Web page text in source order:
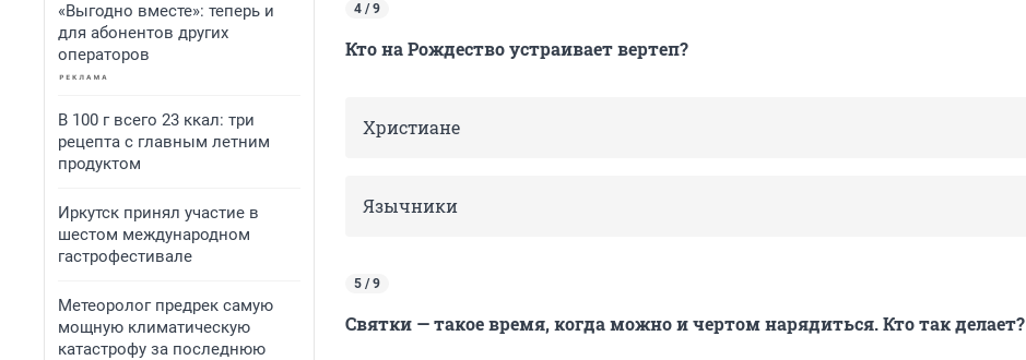
«Выгодно вместе»: теперь и
для абонентов других
операторов
В 100 г всего 23 ккал: три
рецепта с главным летним
продуктом
Иркутск принял участие в
шестом международном
гастрофестивале
Метеоролог предрек самую
мощную климатическую
катастрофу за последнюю
4 / 9
Кто на Рождество устраивает вертеп?
Христиане
Язычники
5 / 9
Святки — такое время, когда можно и чертом нарядиться. Кто так делает?